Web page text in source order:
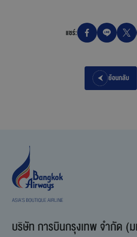
แชร์:
ย้อนกลับ
บริษัท การบินกรุงเทพ จำกัด (